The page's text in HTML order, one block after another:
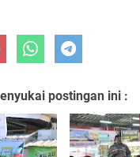
postingan ini :